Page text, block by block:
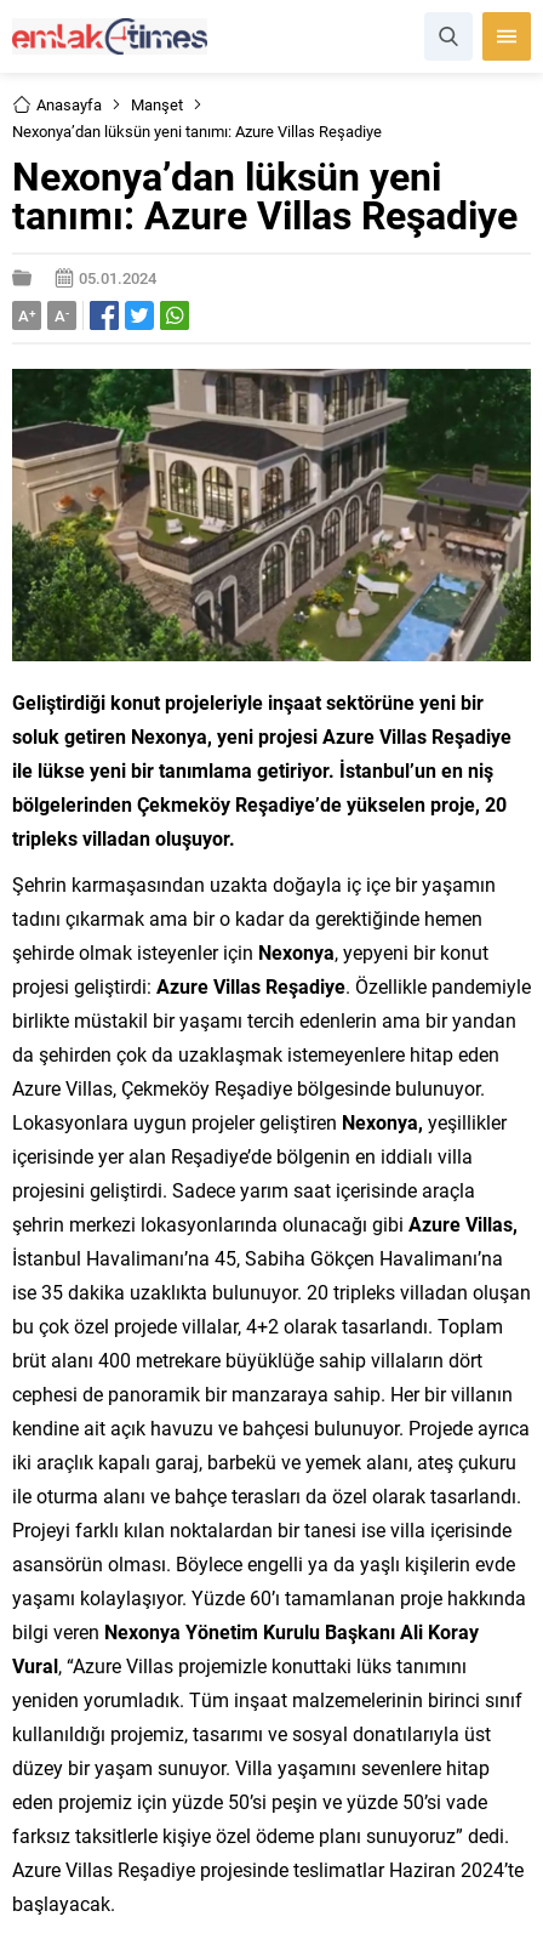
Anasayfa
Manşet
Nexonya’dan lüksün yeni tanımı: Azure Villas Reşadiye
Nexonya’dan lüksün yeni
tanımı: Azure Villas Reşadiye
05.01.2024
A+ A-
Geliştirdiği konut projeleriyle inşaat sektörüne yeni bir
soluk getiren Nexonya, yeni projesi Azure Villas Reşadiye
ile lükse yeni bir tanımlama getiriyor. İstanbul’un en niş
bölgelerinden Çekmeköy Reşadiye’de yükselen proje, 20
tripleks villadan oluşuyor.
Şehrin karmaşasından uzakta doğayla iç içe bir yaşamın
tadını çıkarmak ama bir o kadar da gerektiğinde hemen
şehirde olmak isteyenler için Nexonya, yepyeni bir konut
projesi geliştirdi: Azure Villas Reşadiye. Özellikle pandemiyle
birlikte müstakil bir yaşamı tercih edenlerin ama bir yandan
da şehirden çok da uzaklaşmak istemeyenlere hitap eden
Azure Villas, Çekmeköy Reşadiye bölgesinde bulunuyor.
Lokasyonlara uygun projeler geliştiren Nexonya, yeşillikler
içerisinde yer alan Reşadiye’de bölgenin en iddialı villa
projesini geliştirdi. Sadece yarım saat içerisinde araçla
şehrin merkezi lokasyonlarında olunacağı gibi Azure Villas,
İstanbul Havalimanı’na 45, Sabiha Gökçen Havalimanı’na
ise 35 dakika uzaklıkta bulunuyor. 20 tripleks villadan oluşan
bu çok özel projede villalar, 4+2 olarak tasarlandı. Toplam
brüt alanı 400 metrekare büyüklüğe sahip villaların dört
cephesi de panoramik bir manzaraya sahip. Her bir villanın
kendine ait açık havuzu ve bahçesi bulunuyor. Projede ayrıca
iki araçlık kapalı garaj, barbekü ve yemek alanı, ateş çukuru
ile oturma alanı ve bahçe terasları da özel olarak tasarlandı.
Projeyi farklı kılan noktalardan bir tanesi ise villa içerisinde
asansörün olması. Böylece engelli ya da yaşlı kişilerin evde
yaşamı kolaylaşıyor. Yüzde 60’ı tamamlanan proje hakkında
bilgi veren Nexonya Yönetim Kurulu Başkanı Ali Koray
Vural, “Azure Villas projemizle konuttaki lüks tanımını
yeniden yorumladık. Tüm inşaat malzemelerinin birinci sınıf
kullanıldığı projemiz, tasarımı ve sosyal donatılarıyla üst
düzey bir yaşam sunuyor. Villa yaşamını sevenlere hitap
eden projemiz için yüzde 50’si peşin ve yüzde 50’si vade
farksız taksitlerle kişiye özel ödeme planı sunuyoruz” dedi.
Azure Villas Reşadiye projesinde teslimatlar Haziran 2024’te
başlayacak.